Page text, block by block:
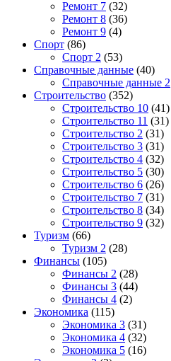
Ремонт 7 (32)
Ремонт 8 (36)
Ремонт 9 (4)
Спорт (86)
Спорт 2 (53)
Справочные данные (40)
Справочные данные 2
Строительство (352)
Строительство 10 (41)
Строительство 11 (31)
Строительство 2 (31)
Строительство 3 (31)
Строительство 4 (32)
Строительство 5 (30)
Строительство 6 (26)
Строительство 7 (31)
Строительство 8 (34)
Строительство 9 (32)
Туризм (66)
Туризм 2 (28)
Финансы (105)
Финансы 2 (28)
Финансы 3 (44)
Финансы 4 (2)
Экономика (115)
Экономика 3 (31)
Экономика 4 (32)
Экономика 5 (16)